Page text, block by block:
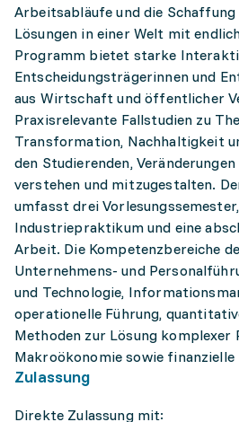
Arbeitsabläufe und die
Lösungen in einer Welt mit
Programm bietet starke
Entscheidungsträgerinnen und
aus Wirtschaft und öffentlicher
Praxisrelevante Fallstudien zu
Transformation, Nachhaltigkeit
den Studierenden,
verstehen und mitzugestalten.
umfasst drei
Industriepraktikum und eine
Arbeit. Die Kompetenzbereiche
Unternehmens- und
und Technologie,
operationelle Führung,
Methoden zur Lösung komplexer
Makroökonomie sowie finanzielle
Zulassung
Direkte Zulassung mit: